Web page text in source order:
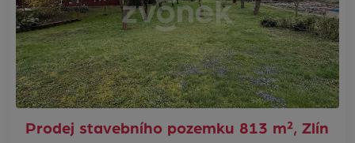
Prodej stavebního pozemku 813 m², Zlín